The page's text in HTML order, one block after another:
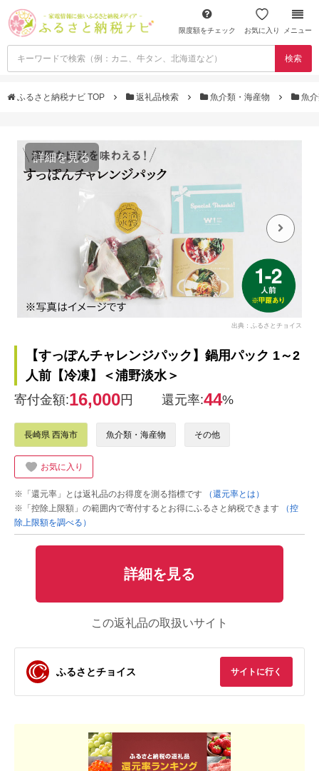
限度額をチェック お気に入り メニュー
検索
ふるさと納税ナビ TOP 返礼品検索 魚介類・海産物 魚介
詳細を見る
出典：ふるさとチョイス
【すっぽんチャレンジパック】鍋用パック 1～2
人前【冷凍】＜浦野淡水＞
寄付金額:16,000円 還元率:44%
長崎県 西海市 魚介類・海産物 その他
お気に入り
※「還元率」とは返礼品のお得度を測る指標です
（還元率とは）
※「控除上限額」の範囲内で寄付するとお得にふるさと納税できます
（控
除上限額を調べる）
詳細を見る
この返礼品の取扱いサイト
ふるさとチョイス サイトに行く